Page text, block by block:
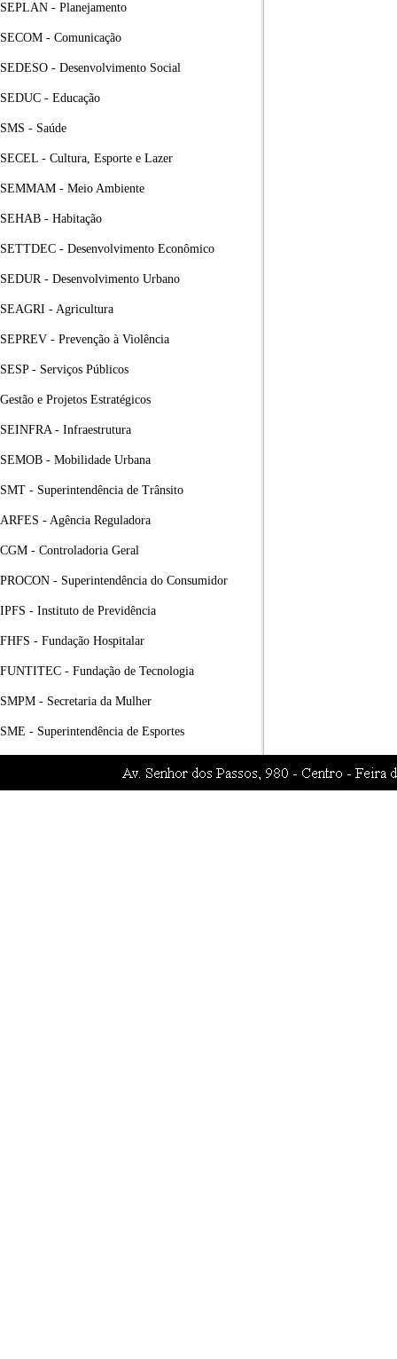
SEPLAN - Planejamento
SECOM - Comunicação
SEDESO - Desenvolvimento Social
SEDUC - Educação
SMS - Saúde
SECEL - Cultura, Esporte e Lazer
SEMMAM - Meio Ambiente
SEHAB - Habitação
SETTDEC - Desenvolvimento Econômico
SEDUR - Desenvolvimento Urbano
SEAGRI - Agricultura
SEPREV - Prevenção à Violência
SESP - Serviços Públicos
Gestão e Projetos Estratégicos
SEINFRA - Infraestrutura
SEMOB - Mobilidade Urbana
SMT - Superintendência de Trânsito
ARFES - Agência Reguladora
CGM - Controladoria Geral
PROCON - Superintendência do Consumidor
IPFS - Instituto de Previdência
FHFS - Fundação Hospitalar
FUNTITEC - Fundação de Tecnologia
SMPM - Secretaria da Mulher
SME - Superintendência de Esportes